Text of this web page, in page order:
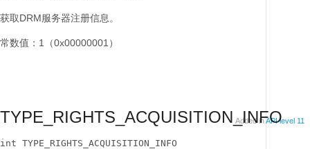
获取DRM服务器注册信息。
常数值：1（0x00000001）
TYPE_RIGHTS_ACQUISITION_INFO
Added inAPI level 11
int TYPE_RIGHTS_ACQUISITION_INFO